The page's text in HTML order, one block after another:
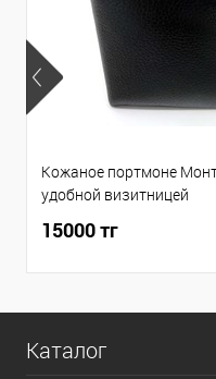
Кожаное портмоне
удобной визитницей
15000 тг
Каталог